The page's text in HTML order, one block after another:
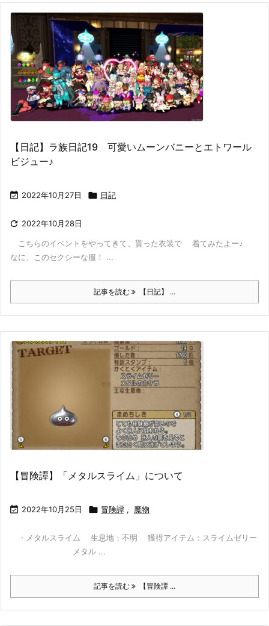
【日記】ラ族日記19 可愛いムーンバニーとエトワール
ビジュー♪
 2022年10月27日  日記
 2022年10月28日
こちらのイベントをやってきて、貰った衣装で 着てみたよー♪
なに、このセクシーな服！ ...
記事を読む 【日記】 ...
【冒険譚】「メタルスライム」について
 2022年10月25日  冒険譚 , 魔物
・メタルスライム 生息地：不明 獲得アイテム：スライムゼリー
メタル ...
記事を読む 【冒険譚 ...